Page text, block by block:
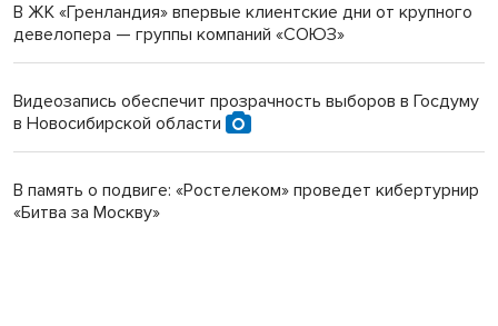
В ЖК «Гренландия» впервые клиентские дни от крупного
девелопера — группы компаний «СОЮЗ»
Видеозапись обеспечит прозрачность выборов в Госдуму
в Новосибирской области
В память о подвиге: «Ростелеком» проведет кибертурнир
«Битва за Москву»